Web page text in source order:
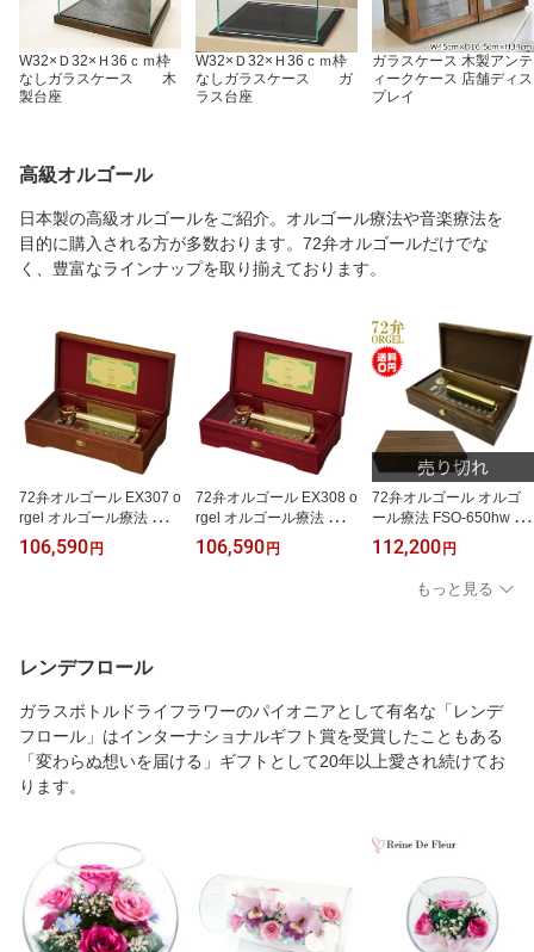
W32×Ｄ32×Ｈ36ｃｍ枠
なしガラスケース 木
製台座
W32×Ｄ32×Ｈ36ｃｍ枠
なしガラスケース ガ
ラス台座
ガラスケース 木製アンテ
ィークケース 店舗ディス
プレイ
高級オルゴール
日本製の高級オルゴールをご紹介。オルゴール療法や音楽療法を
目的に購入される方が多数おります。72弁オルゴールだけでな
く、豊富なラインナップを取り揃えております。
72弁オルゴール EX307 o
rgel オルゴール療法 W27
0mm D140mm H80mm
マホガニー材 ブラウン
106,590 円
72弁オルゴール EX308 o
rgel オルゴール療法 W27
0mm D140mm H80mm
マホガニー材 ワインレッ
106,590 円
72弁オルゴール オルゴ
ール療法 FSO-650hw 日
本製 音楽療法
112,200 円
もっと見る
レンデフロール
ガラスボトルドライフラワーのパイオニアとして有名な「レンデ
フロール」はインターナショナルギフト賞を受賞したこともある
「変わらぬ想いを届ける」ギフトとして20年以上愛され続けてお
ります。